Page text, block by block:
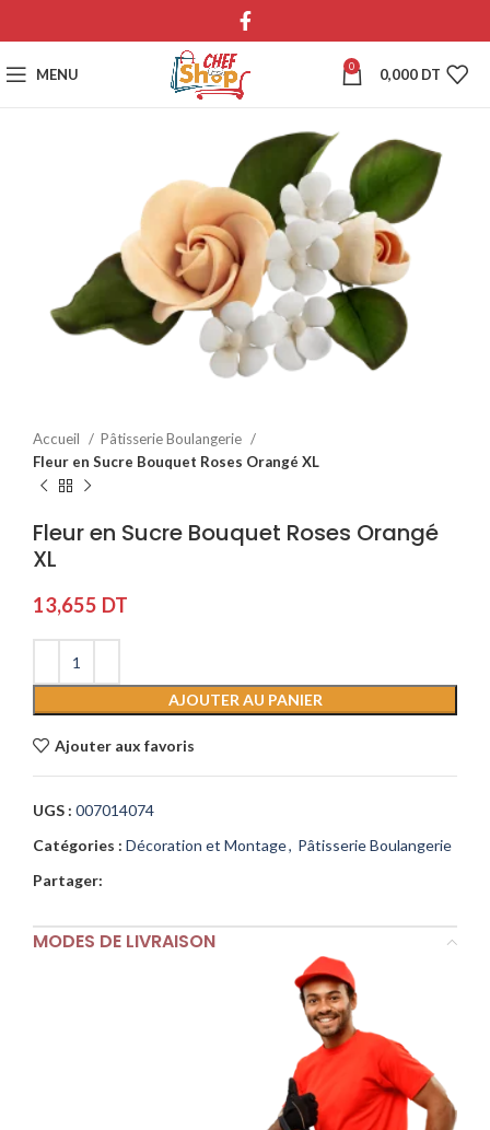
MENU 0 0,000 DT
Accueil
Pâtisserie Boulangerie
Fleur en Sucre Bouquet Roses Orangé XL
Fleur en Sucre Bouquet Roses Orangé
XL
13,655 DT
AJOUTER AU PANIER
Ajouter aux favoris
UGS : 007014074
Catégories : Décoration et Montage, Pâtisserie Boulangerie
Partager:
MODES DE LIVRAISON